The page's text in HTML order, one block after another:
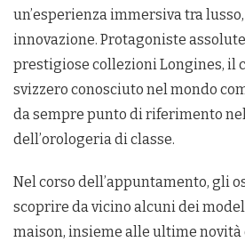
un’esperienza immersiva tra
innovazione. Protagoniste
prestigiose collezioni Longines, il
svizzero conosciuto nel mondo
da sempre punto di riferimento
dell’orologeria di classe.
Nel corso dell’appuntamento, gli
scoprire da vicino alcuni dei
maison, insieme alle ultime